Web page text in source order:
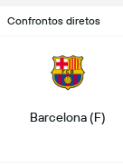
Confrontos diretos
Barcelona (F)